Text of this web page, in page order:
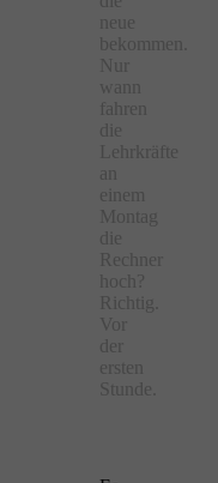
neue
bekommen.
Nur
wann
fahren
die
Lehrkräfte
an
einem
Montag
die
Rechner
hoch?
Richtig.
Vor
der
ersten
Stunde.